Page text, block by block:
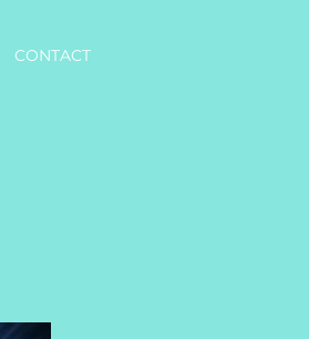
CONTACT